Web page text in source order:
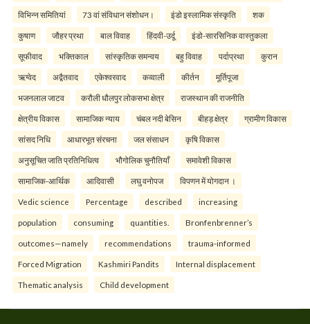
विभिन्न समितियां 73 वां संविधान संशोधन। इंडो इस्लामिक संस्कृति शक
कुषाण जौहर प्रथा बाल विवाह हिंदवी-उर्दू इंडो-सारसिनिक वास्तुकला
सूफीवाद भक्तिकाल सांस्कृतिक समन्वय बहु विवाह पर्दाप्रथा कुरान
ऋग्वेद अद्वैतवाद एकेश्वरवाद कव्वाली कीर्तन मूर्तिपूजा
भजनलाल जाटव करौली धौलपुर लोकसभा क्षेत्र राजस्थान की राजनीति
क्षेत्रीय विकास सामाजिक न्याय चंबल नदी बेसिन बीहड़ क्षेत्र ग्रामीण विकास
सांसद निधि आधारभूत संरचना जल संसाधन कृषि विकास
अनुसूचित जाति प्रतिनिधित्व भौगोलिक चुनौतियाँ समावेशी विकास
सामाजिक-आर्थिक आदिवासी लघु वनोपज विपणन में योगदान ।
Vedic science Percentage described increasing
population consuming quantities. Bronfenbrenner’s
outcomes—namely recommendations trauma-informed
Forced Migration Kashmiri Pandits Internal displacement
Thematic analysis Child development